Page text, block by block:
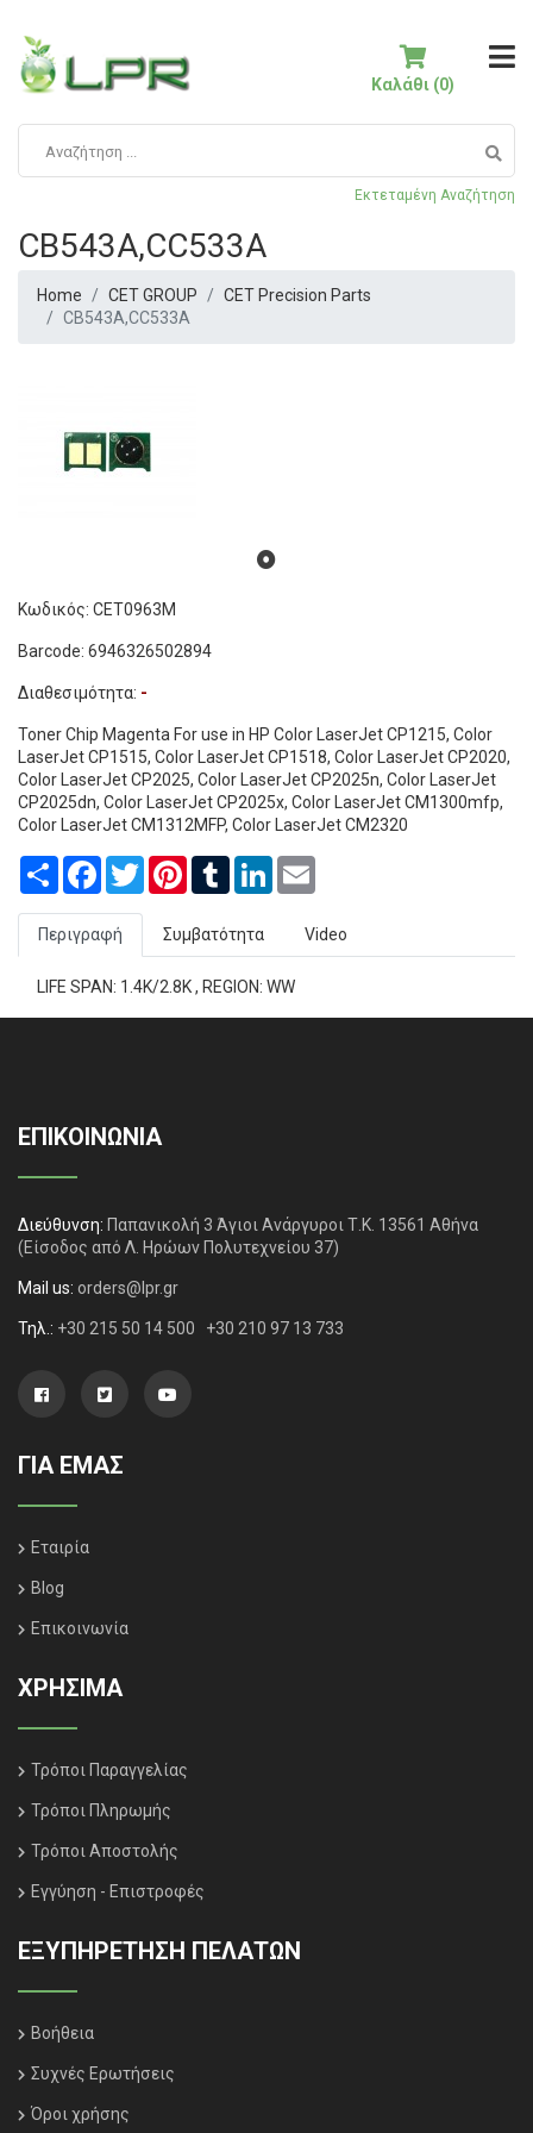
Εκτεταμένη Αναζήτηση
Καλάθι (0)
CB543A,CC533A
Home CET GROUP
CET Precision Parts
CB543A,CC533A
Κωδικός: CET0963M
Barcode: 6946326502894
Διαθεσιμότητα: -
Toner Chip Magenta For use in HP Color LaserJet CP1215, Color
LaserJet CP1515, Color LaserJet CP1518, Color LaserJet CP2020,
Color LaserJet CP2025, Color LaserJet CP2025n, Color LaserJet
CP2025dn, Color LaserJet CP2025x, Color LaserJet CM1300mfp,
Color LaserJet CM1312MFP, Color LaserJet CM2320
Share Facebook
TwitterPinterestTumblrLinkedIn
Περιγραφή Συμβατότητα Video
LIFE SPAN: 1.4K/2.8K , REGION: WW
ΕΠΙΚΟΙΝΩΝΙΑ
Διεύθυνση: Παπανικολή 3 Άγιοι Ανάργυροι Τ.Κ. 13561 Αθήνα
(Είσοδος από Λ. Ηρώων Πολυτεχνείου 37)
Mail us: orders@lpr.gr
Τηλ.: +30 215 50 14 500 +30 210 97 13 733
ΓΙΑ ΕΜΑΣ
Εταιρία
Blog
Επικοινωνία
ΧΡΗΣΙΜΑ
Τρόποι Παραγγελίας
Τρόποι Πληρωμής
Τρόποι Αποστολής
Εγγύηση - Επιστροφές
ΕΞΥΠΗΡΈΤΗΣΗ ΠΕΛΑΤΏΝ
Βοήθεια
Συχνές Ερωτήσεις
Όροι χρήσης